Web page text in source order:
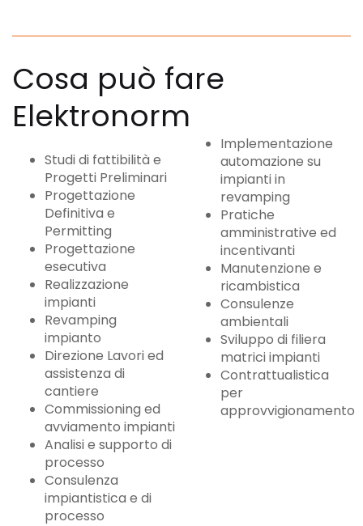
Cosa può fare
Elektronorm
Studi di fattibilità e
Progetti Preliminari
Progettazione
Definitiva e
Permitting
Progettazione
esecutiva
Realizzazione
impianti
Revamping
impianto
Direzione Lavori ed
assistenza di
cantiere
Commissioning ed
avviamento impianti
Analisi e supporto di
processo
Consulenza
impiantistica e di
processo
Implementazione
automazione su
impianti in
revamping
Pratiche
amministrative ed
incentivanti
Manutenzione e
ricambistica
Consulenze
ambientali
Sviluppo di filiera
matrici impianti
Contrattualistica
per
approvvigionamento